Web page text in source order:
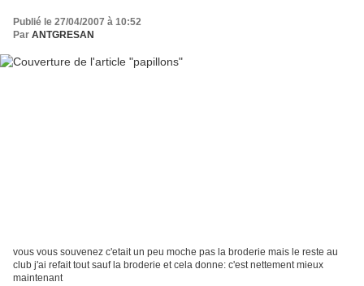
Publié le 27/04/2007 à 10:52
Par ANTGRESAN
vous vous souvenez c'etait un peu moche pas la broderie mais le reste au
club j'ai refait tout sauf la broderie et cela donne: c'est nettement mieux
maintenant